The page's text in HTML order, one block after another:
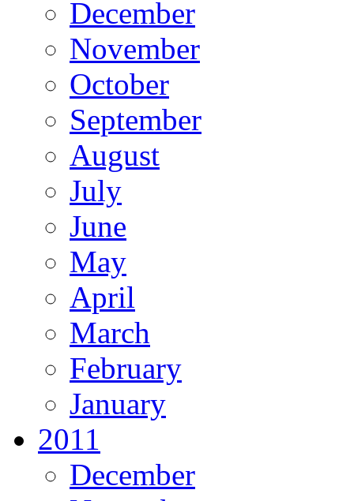
December
November
October
September
August
July
June
May
April
March
February
January
2011
December